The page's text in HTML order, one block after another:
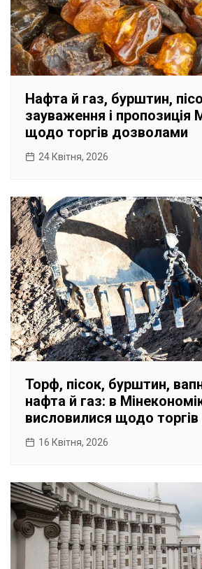
Нафта й газ, бурштин,
зауваження і пропозиція
щодо торгів дозволами
24 Квітня, 2026
Торф, пісок, бурштин,
нафта й газ: в
висловилися щодо
16 Квітня, 2026